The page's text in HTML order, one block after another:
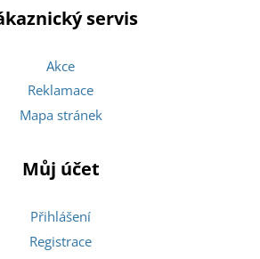
servis
Akce
Reklamace
Mapa stránek
Můj účet
Přihlášení
Registrace